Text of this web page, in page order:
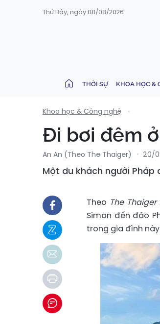
Thứ Bảy, ngày 08/08/2026
THỜI SỰ KHOA HỌC &
Khoa học & Công nghệ
Đi bơi đêm
An An (Theo The Thaiger) 20/
Một du khách người
Theo The Thaiger
Simon đến đảo
trong gia đình